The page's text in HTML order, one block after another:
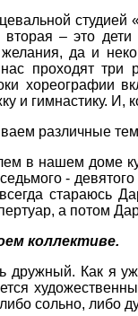
студией
вторая – это
да и
проходят
хореографии
и гимнастику.
различные
в нашем доме
-
стараюсь
а потом
коллективе.
дружный. Как я
сольно, либо